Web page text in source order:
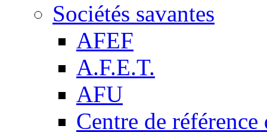
Sociétés savantes
AFEF
A.F.E.T.
AFU
Centre de